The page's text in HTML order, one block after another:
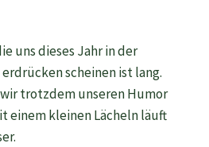
uns dieses Jahr in der
scheinen ist lang.
trotzdem unseren Humor
einem kleinen Lächeln läuft